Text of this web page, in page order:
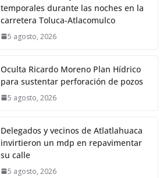
temporales durante las noches en la
carretera Toluca-Atlacomulco
5 agosto, 2026
Oculta Ricardo Moreno Plan Hídrico
para sustentar perforación de pozos
5 agosto, 2026
Delegados y vecinos de Atlatlahuaca
invirtieron un mdp en repavimentar
su calle
5 agosto, 2026